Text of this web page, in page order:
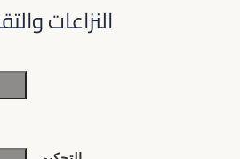
النزاعات